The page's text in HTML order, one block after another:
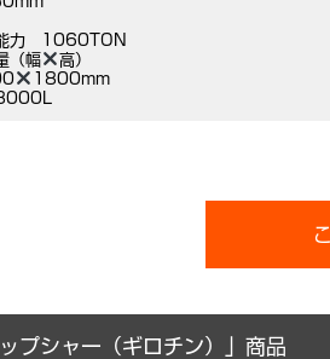
能力 1060TON
（幅
高）
1800mm
プシャー（ギロチン）」商品